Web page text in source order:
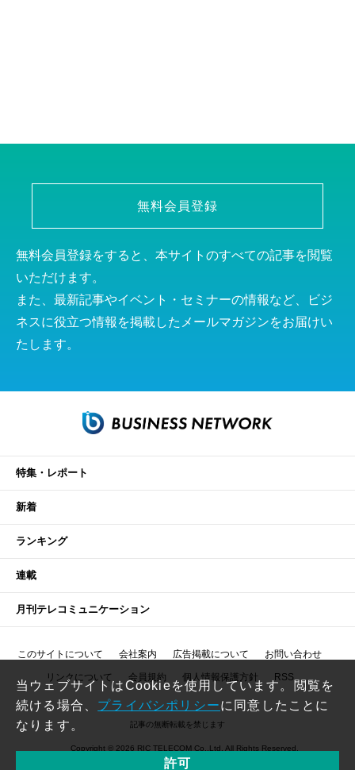
無料会員登録
無料会員登録をすると、本サイトのすべての記事を閲覧
いただけます。
また、最新記事やイベント・セミナーの情報など、ビジ
ネスに役立つ情報を掲載したメールマガジンをお届けい
たします。
特集・レポート
新着
ランキング
連載
月刊テレコミュニケーション
このサイトについて 会社案内 広告掲載について お問い合わせ
リンクについて 会員規約 個人情報保護方針 RSS
記事の無断転載を禁じます
Copyright © 2026 RIC TELECOM Co.,Ltd. All Rights Reserved.
当ウェブサイトはCookieを使用しています。閲覧を
続ける場合、 プライバシポリシーに同意したことに
なります。
許可